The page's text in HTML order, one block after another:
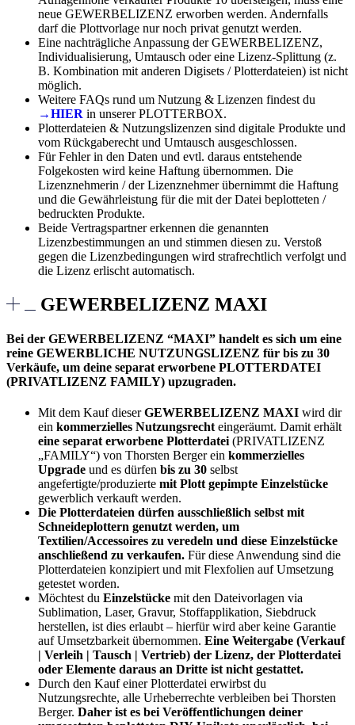
neue GEWERBELIZENZ erworben werden. Andernfalls
darf die Plottvorlage nur noch privat genutzt werden.
Eine nachträgliche Anpassung der GEWERBELIZENZ,
Individualisierung, Umtausch oder eine Lizenz-Splittung (z.
B. Kombination mit anderen Digisets / Plotterdateien) ist nicht
möglich.
Weitere FAQs rund um Nutzung & Lizenzen findest du
→HIER in unserer PLOTTERBOX.
Plotterdateien & Nutzungslizenzen sind digitale Produkte und
vom Rückgaberecht und Umtausch ausgeschlossen.
Für Fehler in den Daten und evtl. daraus entstehende
Folgekosten wird keine Haftung übernommen. Die
Lizenznehmerin / der Lizenznehmer übernimmt die Haftung
und die Gewährleistung für die mit der Datei beplotteten /
bedruckten Produkte.
Beide Vertragspartner erkennen die genannten
Lizenzbestimmungen an und stimmen diesen zu. Verstoß
gegen die Lizenzbedingungen wird strafrechtlich verfolgt und
die Lizenz erlischt automatisch.
GEWERBELIZENZ MAXI
Bei der GEWERBELIZENZ “MAXI” handelt es sich um eine
reine GEWERBLICHE NUTZUNGSLIZENZ für bis zu 30
Verkäufe, um deine separat erworbene PLOTTERDATEI
(PRIVATLIZENZ FAMILY) upzugraden.
Mit dem Kauf dieserGEWERBELIZENZ MAXI wird dir
ein kommerzielles Nutzungsrecht eingeräumt. Damit erhält
eine separat erworbene Plotterdatei (PRIVATLIZENZ
„FAMILY“) von Thorsten Berger ein kommerzielles
Upgrade und es dürfen bis zu 30 selbst
angefertigte/produzierte mit Plott gepimpte Einzelstücke
gewerblich verkauft werden.
Die Plotterdateien dürfen ausschließlich selbst mit
Schneideplottern genutzt werden, um
Textilien/Accessoires zu veredeln und diese Einzelstücke
anschließend zu verkaufen. Für diese Anwendung sind die
Plotterdateien konzipiert und mit Flexfolien auf Umsetzung
getestet worden.
Möchtest du Einzelstücke mit den Dateivorlagen via
Sublimation, Laser, Gravur, Stoffapplikation, Siebdruck
herstellen, ist dies erlaubt – hierfür wird aber keine Garantie
auf Umsetzbarkeit übernommen. Eine Weitergabe (Verkauf
| Verleih | Tausch | Vertrieb) der Lizenz, der Plotterdatei
oder Elemente daraus an Dritte ist nicht gestattet.
Durch den Kauf einer Plotterdatei erwirbst du
Nutzungsrechte, alle Urheberrechte verbleiben bei Thorsten
Berger. Daher ist es bei Veröffentlichungen deiner